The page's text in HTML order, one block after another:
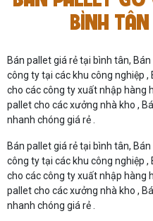
BÌNH TÂN
Bán pallet giá rẻ tại bình tân,
công ty tại các khu công nghiệp ,
cho các công ty xuất nhập hàng
pallet cho các xưởng nhà kho ,
nhanh chóng giá rẻ .
Bán pallet giá rẻ tại bình tân,
công ty tại các khu công nghiệp ,
cho các công ty xuất nhập hàng
pallet cho các xưởng nhà kho ,
nhanh chóng giá rẻ .